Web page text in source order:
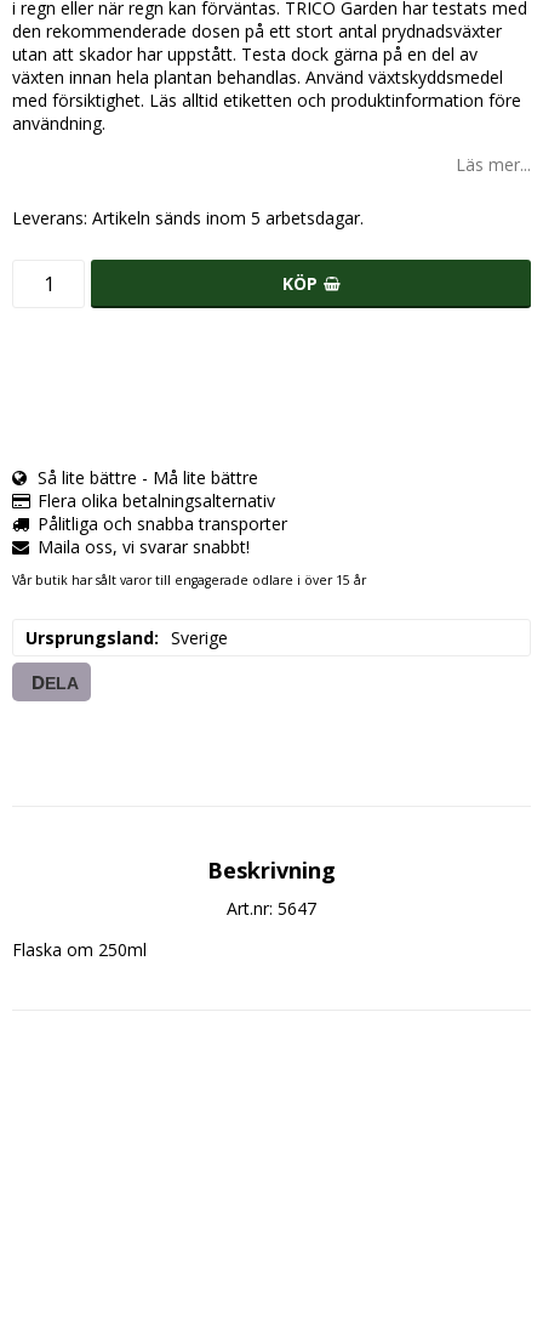
i regn eller när regn kan förväntas. TRICO Garden har testats med
den rekommenderade dosen på ett stort antal prydnadsväxter
utan att skador har uppstått. Testa dock gärna på en del av
växten innan hela plantan behandlas. Använd växtskyddsmedel
med försiktighet. Läs alltid etiketten och produktinformation före
användning.
Läs mer...
Leverans: Artikeln sänds inom 5 arbetsdagar.
KÖP
Så lite bättre - Må lite bättre
Flera olika betalningsalternativ
Pålitliga och snabba transporter
Maila oss, vi svarar snabbt!
Vår butik har sålt varor till engagerade odlare i över 15 år
Ursprungsland Sverige
DELA
Beskrivning
Art.nr: 5647
Flaska om 250ml